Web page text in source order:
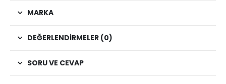
MARKA
DEĞERLENDIRMELER (0)
SORU VE CEVAP